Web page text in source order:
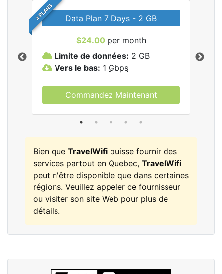
4 PLANS Data Plan 7 Days - 2 GB
$24.00 per month
Limite de données: 2 GB
Vers le bas: 1 Gbps
Commandez Maintenant
Bien que TravelWifi puisse fournir des
services partout en Quebec, TravelWifi
peut n'être disponible que dans certaines
régions. Veuillez appeler ce fournisseur
ou visiter son site Web pour plus de
détails.